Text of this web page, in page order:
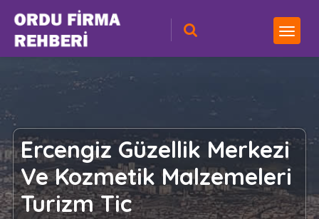
Ercengiz Güzellik Merkezi
Ve Kozmetik Malzemeleri
Turizm Tic